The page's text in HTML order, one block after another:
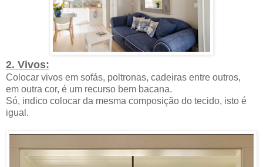
2. Vivos:
Colocar vivos em sofás, poltronas, cadeiras entre outros,
em outra cor, é um recurso bem bacana.
Só, indico colocar da mesma composição do tecido, isto é
igual.